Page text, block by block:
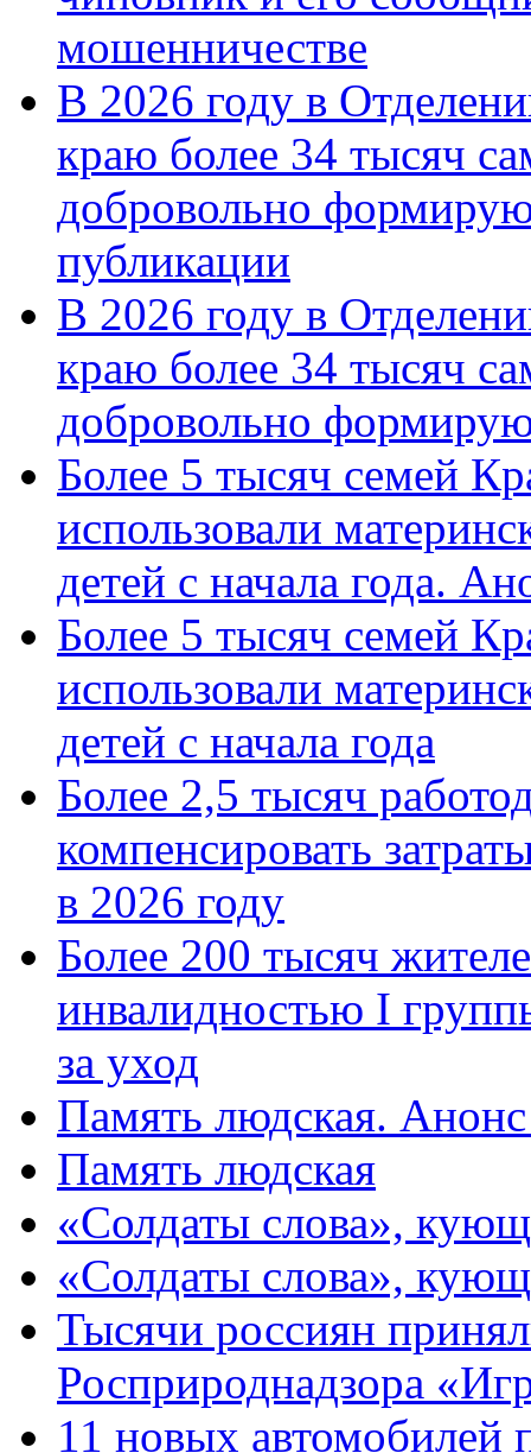
мошенничестве
В 2026 году в
краю более 34 тысяч
добровольно
публикации
В 2026 году в
краю более 34 тысяч
добровольно
Более 5 тысяч семей
использовали
детей с начала года.
Более 5 тысяч семей
использовали
детей с начала года
Более 2,5 тысяч
компенсировать
в 2026 году
Более 200 тысяч
инвалидностью I
за уход
Память людская.
Память людская
«Солдаты слова»,
«Солдаты слова»,
Тысячи россиян
Росприроднадзора
11 новых автомобилей